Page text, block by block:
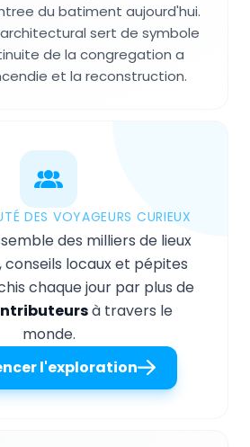
du batiment aujourd'hui.
sert de symbole
de la congregation a
et la reconstruction.
DES VOYAGEURS CURIEUX
des milliers de lieux
conseils locaux et pépites
chaque jour par plus de
à travers le
monde.
l'exploration